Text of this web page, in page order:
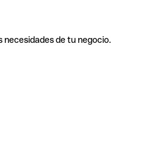
necesidades de tu negocio.